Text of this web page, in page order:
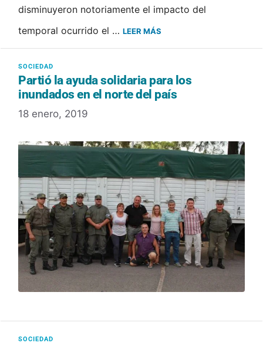
disminuyeron notoriamente el impacto del
temporal ocurrido el … LEER MÁS
Partió la ayuda solidaria para los
inundados en el norte del país
18 enero, 2019